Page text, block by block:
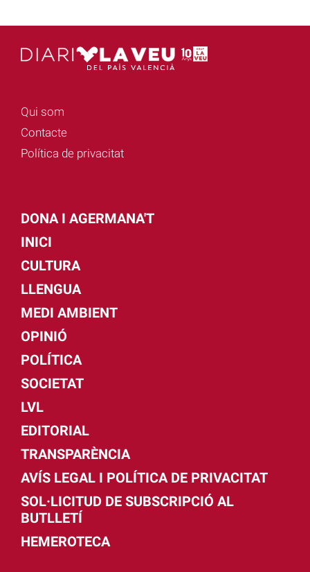
Qui som
Contacte
Política de privacitat
DONA I AGERMANA'T
INICI
CULTURA
LLENGUA
MEDI AMBIENT
OPINIÓ
POLÍTICA
SOCIETAT
LVL
EDITORIAL
TRANSPARÈNCIA
AVÍS LEGAL I POLÍTICA DE PRIVACITAT
SOL·LICITUD DE SUBSCRIPCIÓ AL
BUTLLETÍ
HEMEROTECA